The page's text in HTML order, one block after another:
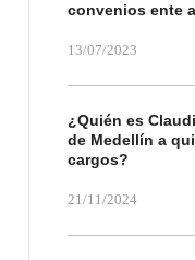
convenios ente
13/07/2023
¿Quién es
de Medellín a
cargos?
21/11/2024